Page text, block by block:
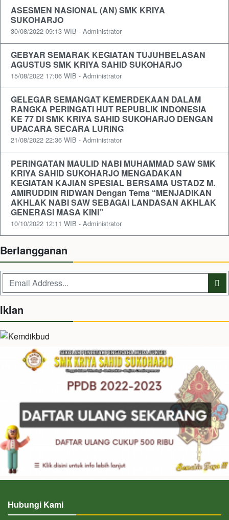
ASESMEN NASIONAL (AN) SMK KRIYA
SUKOHARJO
30/08/2022 09:13 WIB - Administrator
GEBYAR SEMARAK KEGIATAN TUJUHBELASAN
AGUSTUS SMK KRIYA SAHID SUKOHARJO
15/08/2022 17:06 WIB - Administrator
GELEGAR SEMANGAT KEMERDEKAAN DALAM
RANGKA PERINGATI HUT REPUBLIK INDONESIA
KE 77 DI SMK KRIYA SAHID SUKOHARJO DENGAN
UPACARA SECARA LURING
21/08/2022 22:36 WIB - Administrator
PERINGATAN MAULID NABI MUHAMMAD SAW SMK
KRIYA SAHID SUKOHARJO MENGADAKAN
KEGIATAN KAJIAN SPESIAL BERSAMA USTADZ M.
AMIRUDDIN RIDWAN Dengan Tema “MENJADIKAN
AKHLAK NABI SAW SEBAGAI LANDASAN AKHLAK
GENERASI MASA KINI”
10/10/2022 12:11 WIB - Administrator
Berlangganan
Iklan
Hubungi Kami